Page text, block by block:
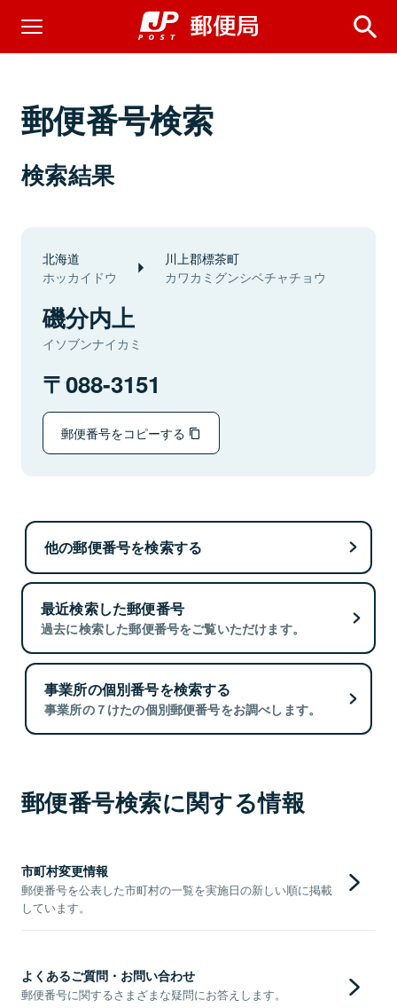
郵便番号検索
検索結果
北海道
ホッカイドウ
川上郡標茶町
カワカミグンシベチャチョウ
磯分内上
イソブンナイカミ
088-3151
郵便番号をコピーする
他の郵便番号を検索する
最近検索した郵便番号
過去に検索した郵便番号をご覧いただけます。
事業所の個別番号を検索する
事業所の７けたの個別郵便番号をお調べします。
郵便番号検索に関する情報
市町村変更情報
郵便番号を公表した市町村の一覧を実施日の新しい順に掲載
しています。
よくあるご質問・お問い合わせ
郵便番号に関するさまざまな疑問にお答えします。